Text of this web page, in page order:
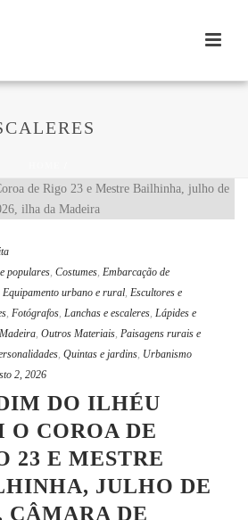
populares, Costumes, Embarcação de
Equipamento urbano e rural, Escultores e
, Fotógrafos, Lanchas e escaleres, Lápides e
Madeira, Outros Materiais, Paisagens rurais e
, Quintas e jardins, Urbanismo
2, 2026
DO ILHÉU
O COROA DE
23 E MESTRE
JULHO DE
CÂMARA DE